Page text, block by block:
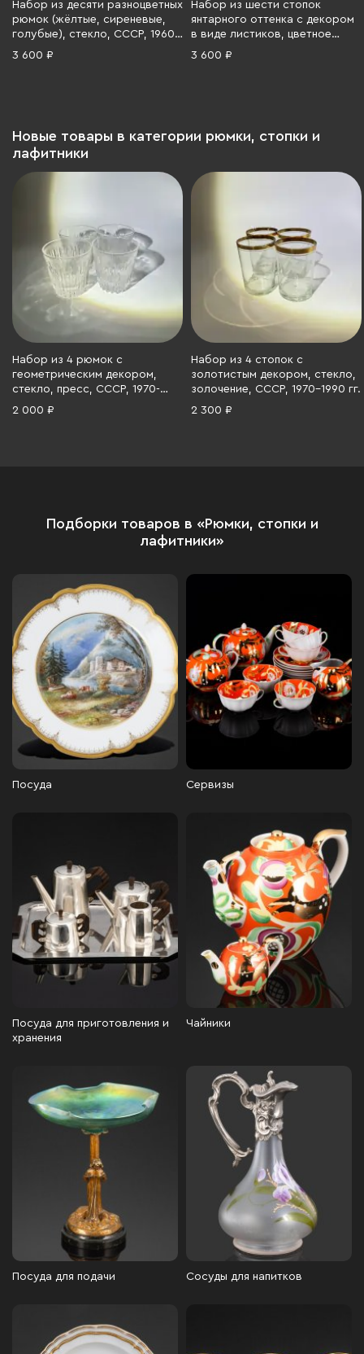
Набор из десяти разноцветных
рюмок (жёлтые, сиреневые,
голубые), стекло, СССР, 1960-
1990 гг.
3 600 ₽
Набор из шести стопок
янтарного оттенка с декором
в виде листиков, цветное
стекло, золочение,
3 600 ₽
Новые товары в категории рюмки, стопки и
лафитники
Набор из 4 рюмок с
геометрическим декором,
стекло, пресс, СССР, 1970-
1990 гг.
2 000 ₽
Набор из 4 стопок с
золотистым декором, стекло,
золочение, СССР, 1970-1990 гг.
2 300 ₽
Подборки товаров в «Рюмки, стопки и
лафитники»
Посуда Сервизы
Посуда для приготовления и
хранения
Чайники
Посуда для подачи Сосуды для напитков